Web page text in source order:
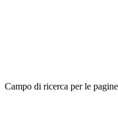
Campo di ricerca per le